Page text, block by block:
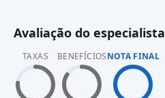
Avaliação do especialista
TAXAS BENEFÍCIOSNOTA FINAL